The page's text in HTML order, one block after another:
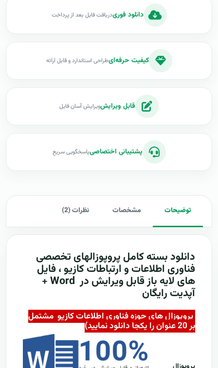
دانلود فوریدریافت فایل بعد از پرداخت
کیفیت حرفه‌ایطراحی استاندارد و قابل ارائه
قابل ویرایشویرایش آسان فایل
پشتیبانی اختصاصیپاسخگویی سریع
توضیحات مشخصات نظرات (2)
دانلود بسته کامل پروپوزالهای تخصصی
فناوری اطلاعات و ارتباطات کازیو ، فایل
های لایه باز قابل ویرایش در Word +
آپدیت رایگان
پروپوزال های حوزه فناوری اطلاعات کازیو مشتمل
بر 20 عنوان را یکجا دانلود نمایید)